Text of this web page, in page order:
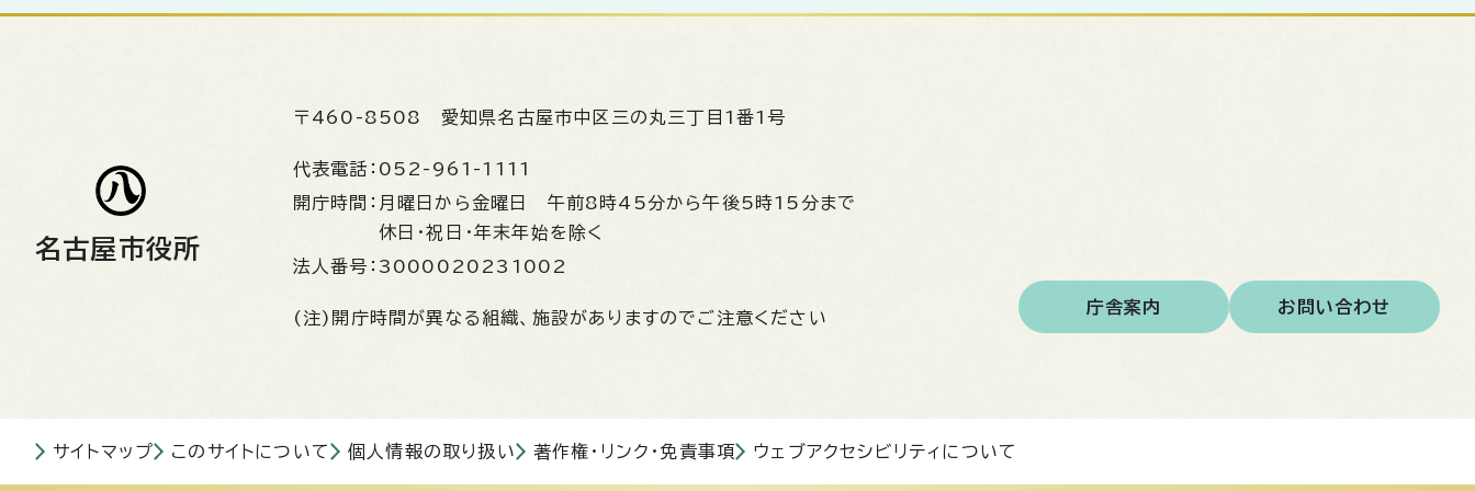
名古屋市役所
〒460-8508 愛知県名古屋市中区三の丸三丁目1番1号
代表電話： 052-961-1111
開庁時間： 月曜日から金曜日 午前8時45分から午後5時15分まで
休日・祝日・年末年始を除く
法人番号： 3000020231002
(注)開庁時間が異なる組織、施設がありますのでご注意ください
庁舎案内 お問い合わせ
サイトマップ このサイトについて 個人情報の取り扱い 著作権・リンク・免責事項 ウェブアクセシビリティについて